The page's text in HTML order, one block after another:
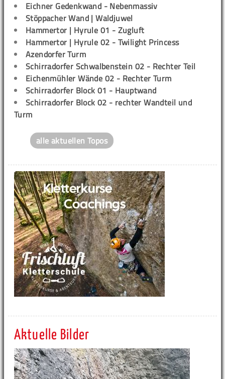
Eichner Gedenkwand - Nebenmassiv
Stöppacher Wand | Waldjuwel
Hammertor | Hyrule 01 - Zugluft
Hammertor | Hyrule 02 - Twilight Princess
Azendorfer Turm
Schirradorfer Schwalbenstein 02 - Rechter Teil
Eichenmühler Wände 02 - Rechter Turm
Schirradorfer Block 01 - Hauptwand
Schirradorfer Block 02 - rechter Wandteil und
Turm
alle aktuellen Topos
Aktuelle Bilder